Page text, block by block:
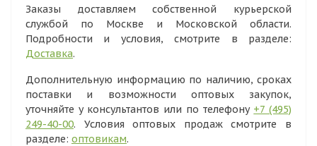
Заказы доставляем собственной курьерской
службой по Москве и Московской области.
Подробности и условия, смотрите в разделе:
Доставка.
Дополнительную информацию по наличию, сроках
поставки и возможности оптовых закупок,
уточняйте у консультантов или по телефону +7 (495)
249-40-00. Условия оптовых продаж смотрите в
разделе: оптовикам.